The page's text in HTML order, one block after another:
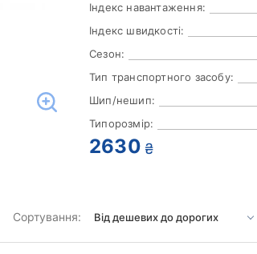
Індекс навантаження:
Індекс швидкості:
Сезон:
Тип транспортного засобу:
Шип/нешип:
Типорозмір:
2630 ₴
Сортування: